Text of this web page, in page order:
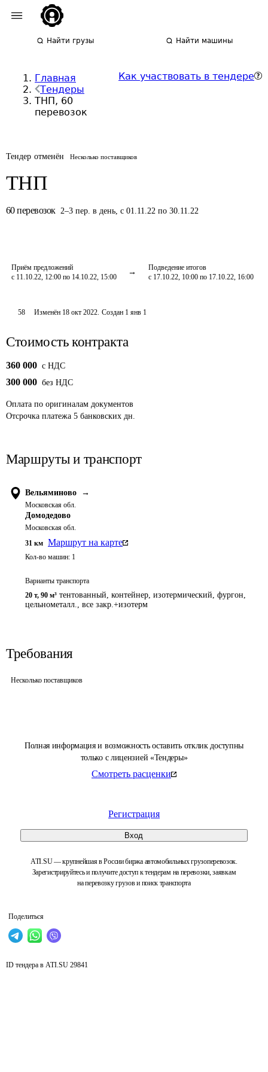
Найти грузы Найти машины
Главная
Тендеры
ТНП, 60
перевозок
Как участвовать в тендере
Тендер отменён Несколько поставщиков
ТНП
60 перевозок 2–3 пер. в день, с 01.11.22 по 30.11.22
Приём предложений
с 11.10.22, 12:00 по 14.10.22, 15:00
Подведение итогов
с 17.10.22, 10:00 по 17.10.22, 16:00
Полная информация и возможность оставить отклик доступны
только с лицензией «Тендеры»
Смотреть расценки
Регистрация
Вход
ATI.SU — крупнейшая в России биржа автомобильных грузоперевозок.
Зарегистрируйтесь и получите доступ к тендерам на перевозки, заявкам
на перевозку грузов и поиск транспорта
Поделиться
58 Изменён 18 окт 2022. Создан 1 янв 1
Стоимость контракта
360 000 c НДС
300 000 без НДС
Оплата по оригиналам документов
Отсрочка платежа 5 банковских дн.
Маршруты и транспорт
Вельяминово →
Московская обл.
Домодедово
Московская обл.
31 км Маршрут на карте
Кол-во машин: 1
Варианты транспорта
20 т, 90 м³ тентованный, контейнер, изотермический, фургон,
цельнометалл., все закр.+изотерм
Требования
Несколько поставщиков
ID тендера в ATI.SU 29841